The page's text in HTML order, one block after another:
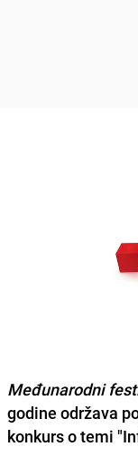
Međunarodni
godine održava
konkurs o temi